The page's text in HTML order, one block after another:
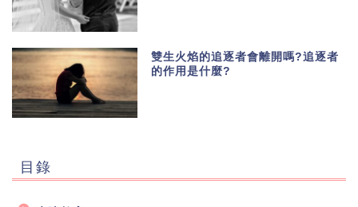
雙生火焰的追逐者會離開嗎?追逐者
的作用是什麼?
目錄